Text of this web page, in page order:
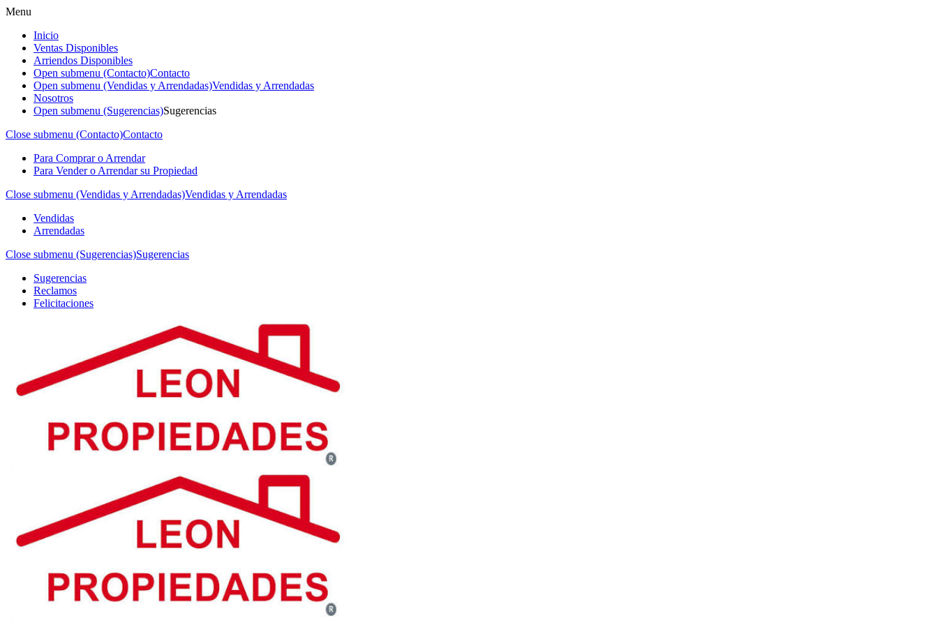
Menu
Inicio
Ventas Disponibles
Arriendos Disponibles
Open submenu (Contacto)Contacto
Open submenu (Vendidas y Arrendadas)Vendidas y Arrendadas
Nosotros
Open submenu (Sugerencias)Sugerencias
Close submenu (Contacto)Contacto
Para Comprar o Arrendar
Para Vender o Arrendar su Propiedad
Close submenu (Vendidas y Arrendadas)Vendidas y Arrendadas
Vendidas
Arrendadas
Close submenu (Sugerencias)Sugerencias
Sugerencias
Reclamos
Felicitaciones